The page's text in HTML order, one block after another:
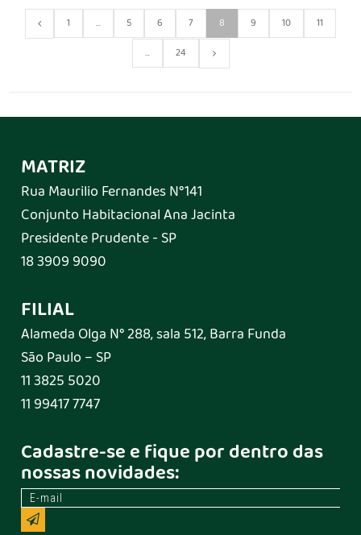
1 … 5 6 7 8 9 10
11
…
24
MATRIZ
Rua Maurilio Fernandes N°141
Conjunto Habitacional Ana Jacinta
Presidente Prudente - SP
18 3909 9090
FILIAL
Alameda Olga N° 288, sala 512, Barra Funda
São Paulo – SP
11 3825 5020
11 99417 7747
Cadastre-se e fique por dentro das
nossas novidades: